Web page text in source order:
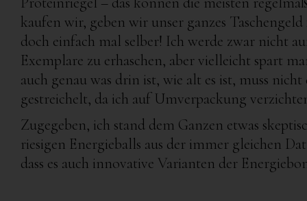
kaufen wir, geben wir unser ganzes
doch einfach mal selber! Ich werde zwar nicht
Exemplare zu erhaschen, aber vielleicht spart
auch genau was drin ist, wie alt es ist, muss
gestreichelt, da ich auf Umverpackung
Zugegeben, ich stand dem Ganzen etwas
riesigen Energieballs aus der immer gleichen
dass es auch innovative Varianten der